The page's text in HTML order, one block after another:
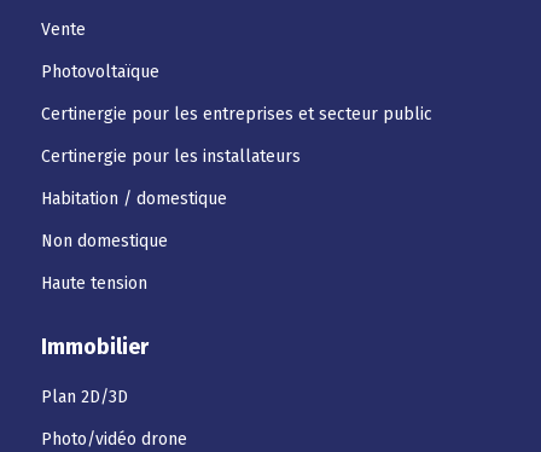
Vente
Photovoltaïque
Certinergie pour les entreprises et secteur public
Certinergie pour les installateurs
Habitation / domestique
Non domestique
Haute tension
Immobilier
Plan 2D/3D
Photo/vidéo drone